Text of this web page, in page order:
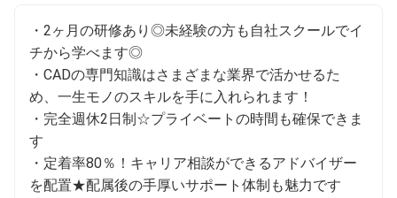
・2ヶ月の研修あり◎未経験の方も自社スクールでイ
チから学べます◎
・CADの専門知識はさまざまな業界で活かせるた
め、一生モノのスキルを手に入れられます！
・完全週休2日制☆プライベートの時間も確保できま
す
・定着率80％！キャリア相談ができるアドバイザー
を配置★配属後の手厚いサポート体制も魅力です